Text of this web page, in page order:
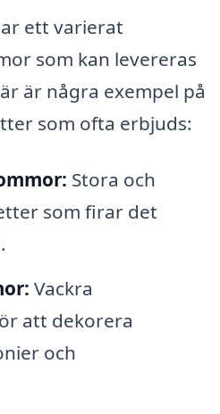
ett varierat
som kan levereras
är några exempel på
som ofta erbjuds:
Stora och
som firar det
Vackra
att dekorera
och